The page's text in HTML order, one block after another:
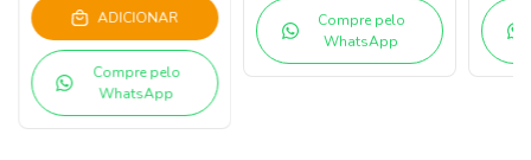
ADICIONAR
Compre pelo
WhatsApp
Compre pelo
WhatsApp